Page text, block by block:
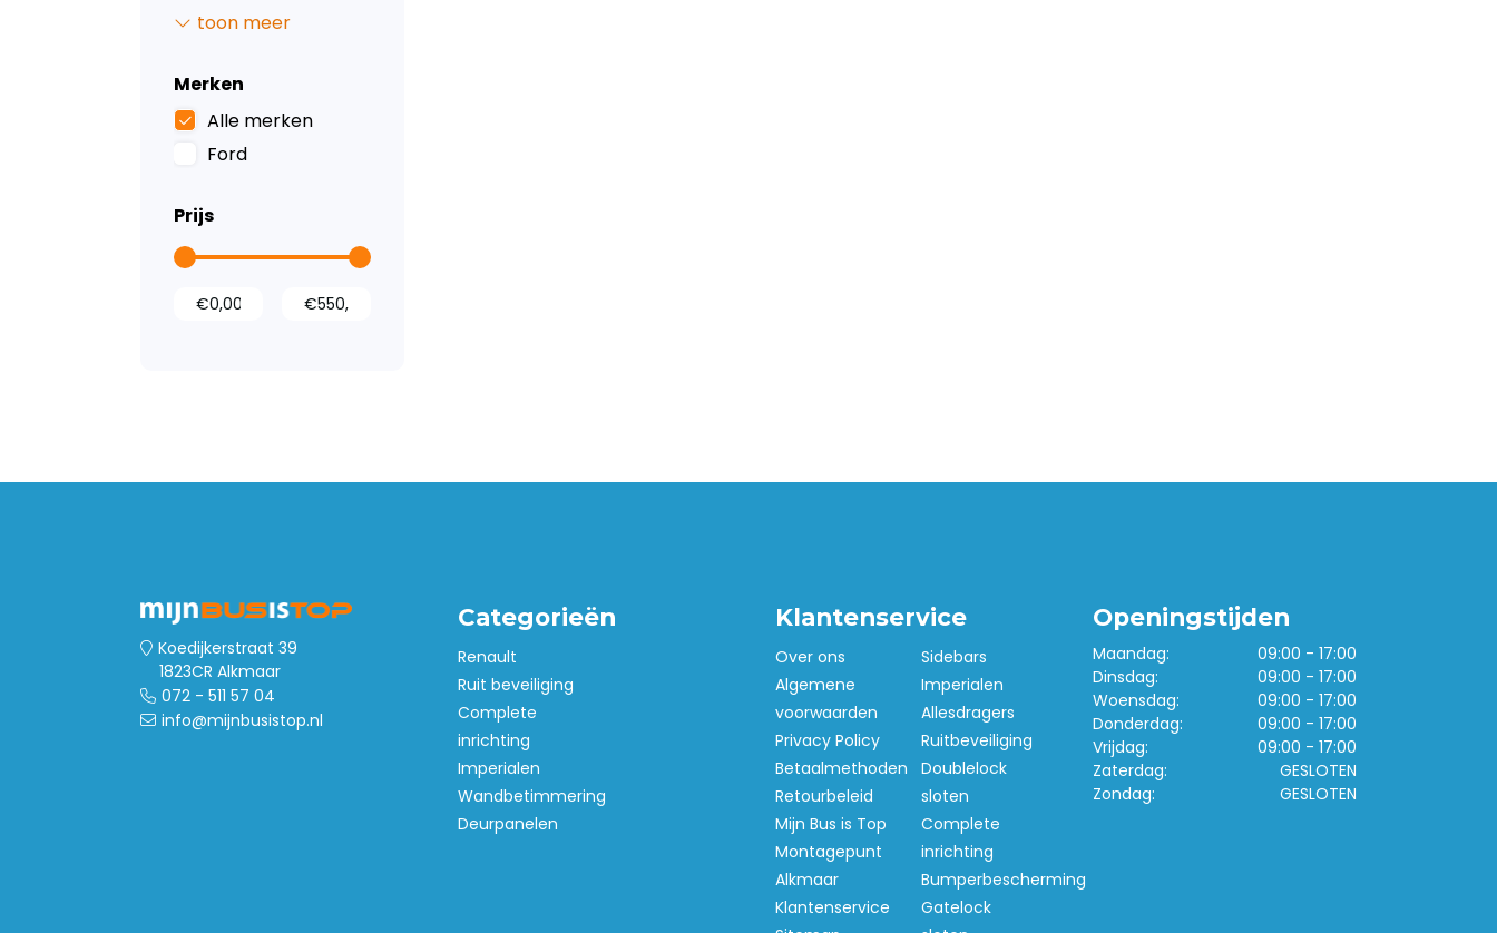
Dak- en
Stoelhoezen en
zichtbaarheid
Accessoires
toon meer
Merken
Alle merken
Ford
Prijs
Koedijkerstraat 39
1823CR Alkmaar
072 - 511 57 04
info@mijnbusistop.nl
Categorieën
Renault
Ruit beveiliging
Complete
inrichting
Imperialen
Wandbetimmering
Deurpanelen
Klantenservice
Over ons
Algemene
voorwaarden
Privacy Policy
Betaalmethoden
Retourbeleid
Mijn Bus is Top
Montagepunt
Alkmaar
Klantenservice
Sidebars
Imperialen
Allesdragers
Ruitbeveiliging
Doublelock
sloten
Complete
inrichting
Bumperbescherming
Gatelock
Openingstijden
Maandag:
09:00 - 17:00
Dinsdag:
09:00 - 17:00
Woensdag:
09:00 - 17:00
Donderdag:
09:00 - 17:00
Vrijdag:
09:00 - 17:00
Zaterdag:
GESLOTEN
Zondag:
GESLOTEN